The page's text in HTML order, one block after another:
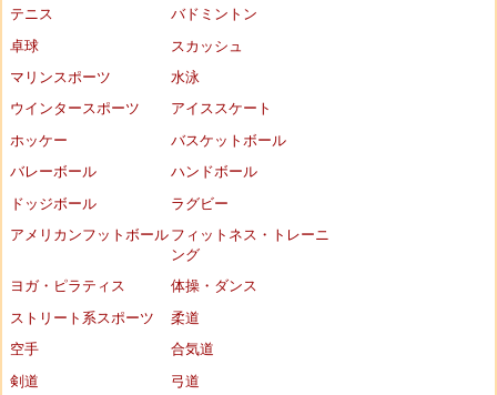
テニス
バドミントン
卓球
スカッシュ
マリンスポーツ
水泳
ウインタースポーツ
アイススケート
ホッケー
バスケットボール
バレーボール
ハンドボール
ドッジボール
ラグビー
アメリカンフットボール フィットネス・トレーニ
ング
ヨガ・ピラティス
体操・ダンス
ストリート系スポーツ
柔道
空手
合気道
剣道
弓道